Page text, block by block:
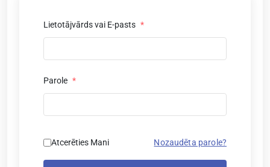
Lietotājvārds vai E-pasts *
Parole *
Atcerēties Mani Nozaudēta parole?